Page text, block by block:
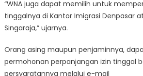
“WNA juga dapat memilih untuk
tinggalnya di Kantor Imigrasi Denpasar
Singaraja,” ujarnya.
Orang asing maupun penjaminnya,
permohonan perpanjangan izin tinggal
persyaratannya melalui e-mail